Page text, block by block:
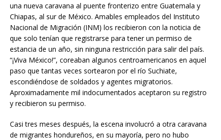
una nueva caravana al puente fronterizo entre Guatemala y
Chiapas, al sur de México. Amables empleados del Instituto
Nacional de Migración (INM) los recibieron con la noticia de
que solo tenían que registrarse para tener un permiso de
estancia de un año, sin ninguna restricción para salir del país.
“¡Viva México!”, coreaban algunos centroamericanos en aquel
paso que tantas veces sortearon por el río Suchiate,
escondiéndose de soldados y agentes migratorios.
Aproximadamente mil indocumentados aceptaron su registro
y recibieron su permiso.
Casi tres meses después, la escena involucró a otra caravana
de migrantes hondureños, en su mayoría, pero no hubo